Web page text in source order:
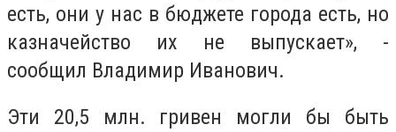
есть, они у нас в бюджете города есть, но
казначейство их не выпускает», -
сообщил Владимир Иванович.
Эти 20,5 млн. гривен могли бы быть